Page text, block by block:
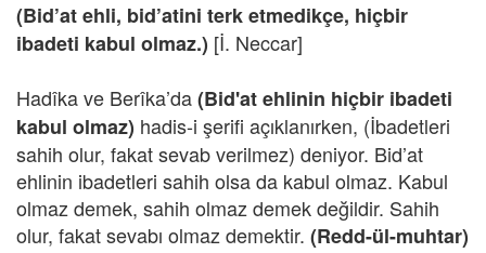
(Bid’at ehli, bid’atini terk etmedikçe, hiçbir
ibadeti kabul olmaz.) [İ. Neccar]
Hadîka ve Berîka’da(Bid'at ehlinin hiçbir ibadeti
kabul olmaz) hadis-i şerifi açıklanırken, (İbadetleri
sahih olur, fakat sevab verilmez) deniyor. Bid’at
ehlinin ibadetleri sahih olsa da kabul olmaz. Kabul
olmaz demek, sahih olmaz demek değildir. Sahih
olur, fakat sevabı olmaz demektir. (Redd-ül-muhtar)